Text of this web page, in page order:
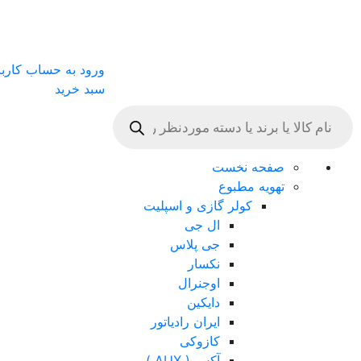
search
ورود به حساب
سبد خرید
صفحه نخست
تهویه مطبوع
کولر گازی و اسپلیت
ال جی
جی پلاس
نکسار
اوجنرال
دایکین
ایران رادیاتور
کازوکی